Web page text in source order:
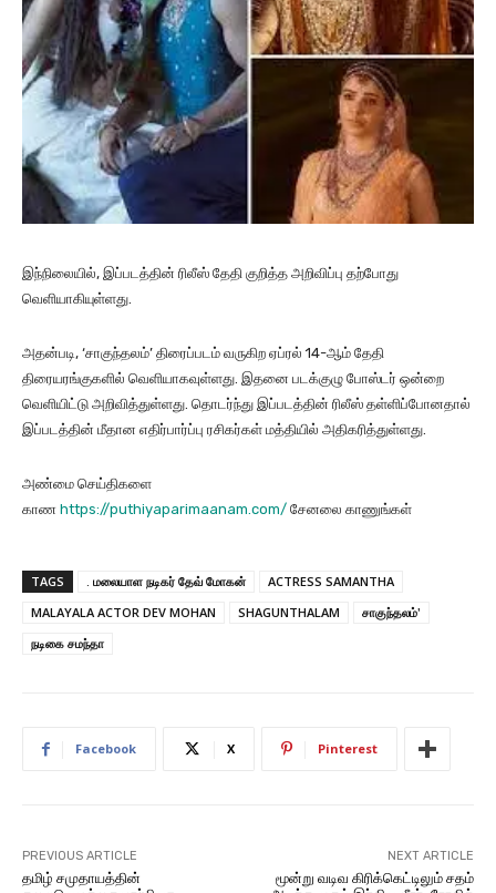
இந்நிலையில், இப்படத்தின் ரிலீஸ் தேதி குறித்த அறிவிப்பு தற்போது
வெளியாகியுள்ளது.
அதன்படி, ‘சாகுந்தலம்’ திரைப்படம் வருகிற ஏப்ரல் 14-ஆம் தேதி
திரையரங்குகளில் வெளியாகவுள்ளது. இதனை படக்குழு போஸ்டர் ஒன்றை
வெளியிட்டு அறிவித்துள்ளது. தொடர்ந்து இப்படத்தின் ரிலீஸ் தள்ளிப்போனதால்
இப்படத்தின் மீதான எதிர்பார்ப்பு ரசிகர்கள் மத்தியில் அதிகரித்துள்ளது.
அண்மை செய்திகளை
காண https://puthiyaparimaanam.com/ சேனலை காணுங்கள்
TAGS . மலையாள நடிகர் தேவ் மோகன்
ACTRESS SAMANTHA
MALAYALA ACTOR DEV MOHAN
SHAGUNTHALAM
சாகுந்தலம்'
நடிகை சமந்தா
Facebook X Pinterest
PREVIOUS ARTICLE
தமிழ் சமுதாயத்தின்
NEXT ARTICLE
மூன்று வடிவ கிரிக்கெட்டிலும் சதம்